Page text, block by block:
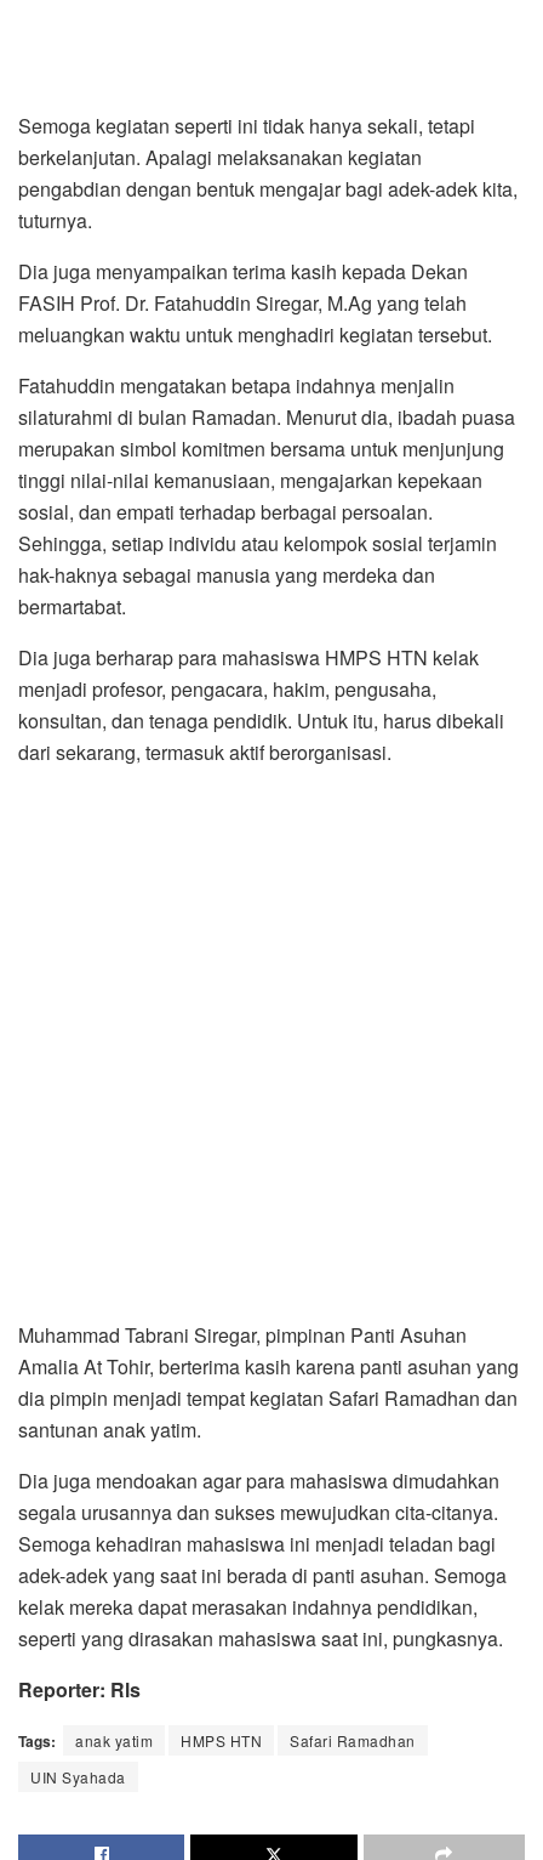
Semoga kegiatan seperti ini tidak hanya sekali, tetapi
berkelanjutan. Apalagi melaksanakan kegiatan
pengabdian dengan bentuk mengajar bagi adek-adek kita,
tuturnya.
Dia juga menyampaikan terima kasih kepada Dekan
FASIH Prof. Dr. Fatahuddin Siregar, M.Ag yang telah
meluangkan waktu untuk menghadiri kegiatan tersebut.
Fatahuddin mengatakan betapa indahnya menjalin
silaturahmi di bulan Ramadan. Menurut dia, ibadah puasa
merupakan simbol komitmen bersama untuk menjunjung
tinggi nilai-nilai kemanusiaan, mengajarkan kepekaan
sosial, dan empati terhadap berbagai persoalan.
Sehingga, setiap individu atau kelompok sosial terjamin
hak-haknya sebagai manusia yang merdeka dan
bermartabat.
Dia juga berharap para mahasiswa HMPS HTN kelak
menjadi profesor, pengacara, hakim, pengusaha,
konsultan, dan tenaga pendidik. Untuk itu, harus dibekali
dari sekarang, termasuk aktif berorganisasi.
Muhammad Tabrani Siregar, pimpinan Panti Asuhan
Amalia At Tohir, berterima kasih karena panti asuhan yang
dia pimpin menjadi tempat kegiatan Safari Ramadhan dan
santunan anak yatim.
Dia juga mendoakan agar para mahasiswa dimudahkan
segala urusannya dan sukses mewujudkan cita-citanya.
Semoga kehadiran mahasiswa ini menjadi teladan bagi
adek-adek yang saat ini berada di panti asuhan. Semoga
kelak mereka dapat merasakan indahnya pendidikan,
seperti yang dirasakan mahasiswa saat ini, pungkasnya.
Reporter: Rls
Tags: anak yatim HMPS HTN
Safari Ramadhan
UIN Syahada